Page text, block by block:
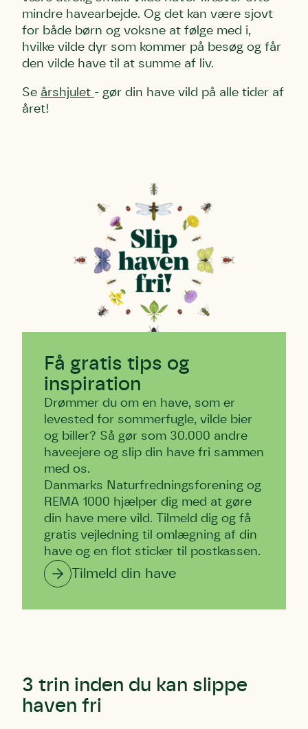
mindre havearbejde. Og det kan være sjovt
for både børn og voksne at følge med i,
hvilke vilde dyr som kommer på besøg og får
den vilde have til at summe af liv.
Se årshjulet - gør din have vild på alle tider af
året!
Få gratis tips og
inspiration
Drømmer du om en have, som er
levested for sommerfugle, vilde bier
og biller? Så gør som 30.000 andre
haveejere og slip din have fri sammen
med os.
Danmarks Naturfredningsforening og
REMA 1000 hjælper dig med at gøre
din have mere vild. Tilmeld dig og få
gratis vejledning til omlægning af din
have og en flot sticker til postkassen.
Tilmeld din have
3 trin inden du kan slippe
haven fri